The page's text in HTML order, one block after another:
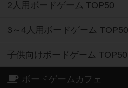
2人用ボードゲーム TOP50
3～4人用ボードゲーム TOP50
子供向けボードゲーム TOP50
ボードゲームカフェ